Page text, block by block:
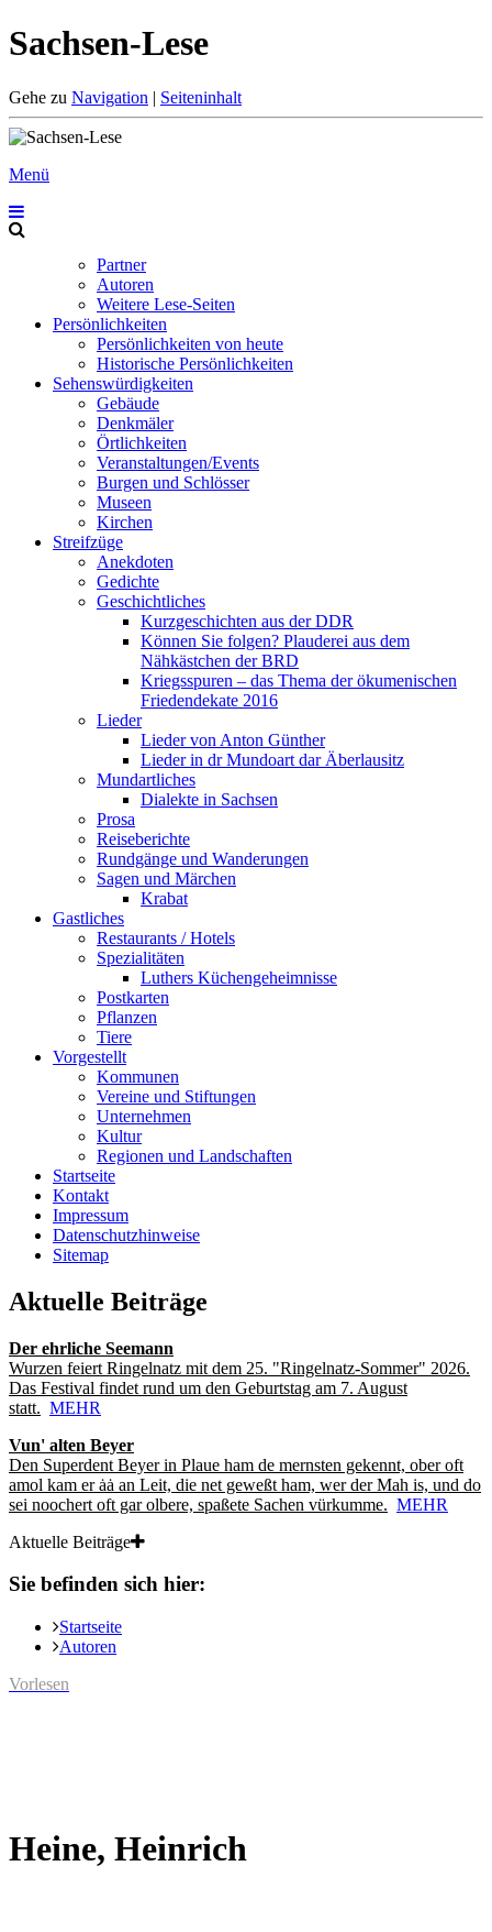
Sachsen-Lese
Gehe zu Navigation | Seiteninhalt
Menü
Partner
Autoren
Weitere Lese-Seiten
Persönlichkeiten
Persönlichkeiten von heute
Historische Persönlichkeiten
Sehenswürdigkeiten
Gebäude
Denkmäler
Örtlichkeiten
Veranstaltungen/Events
Burgen und Schlösser
Museen
Kirchen
Streifzüge
Anekdoten
Gedichte
Geschichtliches
Kurzgeschichten aus der DDR
Können Sie folgen? Plauderei aus dem
Nähkästchen der BRD
Kriegsspuren – das Thema der ökumenischen
Friedendekate 2016
Lieder
Lieder von Anton Günther
Lieder in dr Mundoart dar Äberlausitz
Mundartliches
Dialekte in Sachsen
Prosa
Reiseberichte
Rundgänge und Wanderungen
Sagen und Märchen
Krabat
Gastliches
Restaurants / Hotels
Spezialitäten
Luthers Küchengeheimnisse
Postkarten
Pflanzen
Tiere
Vorgestellt
Kommunen
Vereine und Stiftungen
Unternehmen
Kultur
Regionen und Landschaften
Startseite
Kontakt
Impressum
Datenschutzhinweise
Sitemap
Aktuelle Beiträge
Der ehrliche Seemann
Wurzen feiert Ringelnatz mit dem 25. "Ringelnatz-Sommer" 2026.
Das Festival findet rund um den Geburtstag am 7. August
statt. MEHR
Vun' alten Beyer
Den Superdent Beyer in Plaue ham de mernsten gekennt, ober oft
amol kam er ȧȧ an Leit, die net geweßt ham, wer der Mah is, und do
sei noochert oft gar olbere, spaßete Sachen vürkumme. MEHR
Aktuelle Beiträge
Sie befinden sich hier:
Startseite
Autoren
Vorlesen
Heine, Heinrich